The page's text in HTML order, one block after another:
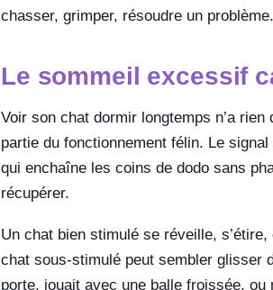
chasser, grimper, résoudre un problème.
Le sommeil excessif
Voir son chat dormir longtemps n’a rien
partie du fonctionnement félin. Le
qui enchaîne les coins de dodo sans
récupérer.
Un chat bien stimulé se réveille,
chat sous-stimulé peut sembler glisser
porte, jouait avec une balle froissée,